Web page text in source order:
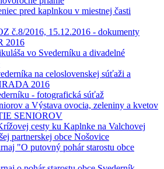
pred kaplnkou v miestnej časti
č.8/2016, 15.12.2016 - dokumenty
2016
vo Svederníku a divadelné
na celoslovenskej súťaži a
2016
- fotografická súťaž
a Výstava ovocia, zeleniny a kvetov
SENIOROV
cesty ku Kaplnke na Valchovej
partnerskej obce Nošovice
"O putovný pohár starostu obce